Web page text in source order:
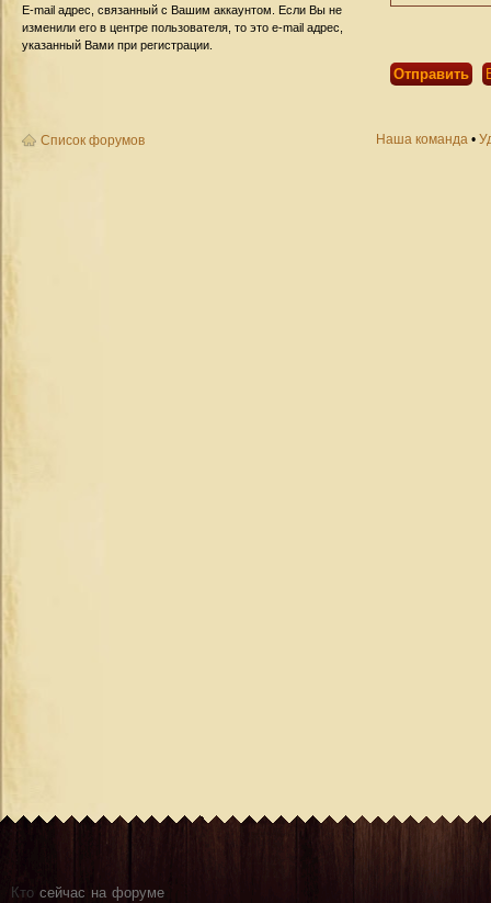
E-mail адрес, связанный с Вашим аккаунтом. Если Вы не
изменили его в центре пользователя, то это e-mail адрес,
указанный Вами при регистрации.
Список форумов Наша команда •
Кто сейчас на форуме